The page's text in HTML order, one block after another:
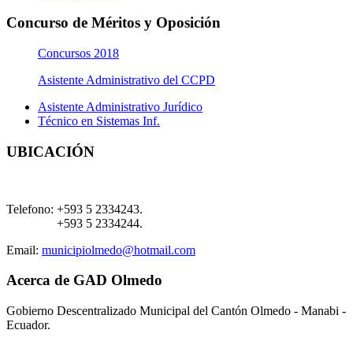
Concurso de Méritos y Oposición
Concursos 2018
Asistente Administrativo del CCPD
Asistente Administrativo Jurídico
Técnico en Sistemas Inf.
UBICACIÓN
Telefono: +593 5 2334243.
+593 5 2334244.
Email: municipiolmedo@hotmail.com
Acerca de GAD Olmedo
Gobierno Descentralizado Municipal del Cantón Olmedo - Manabi -
Ecuador.